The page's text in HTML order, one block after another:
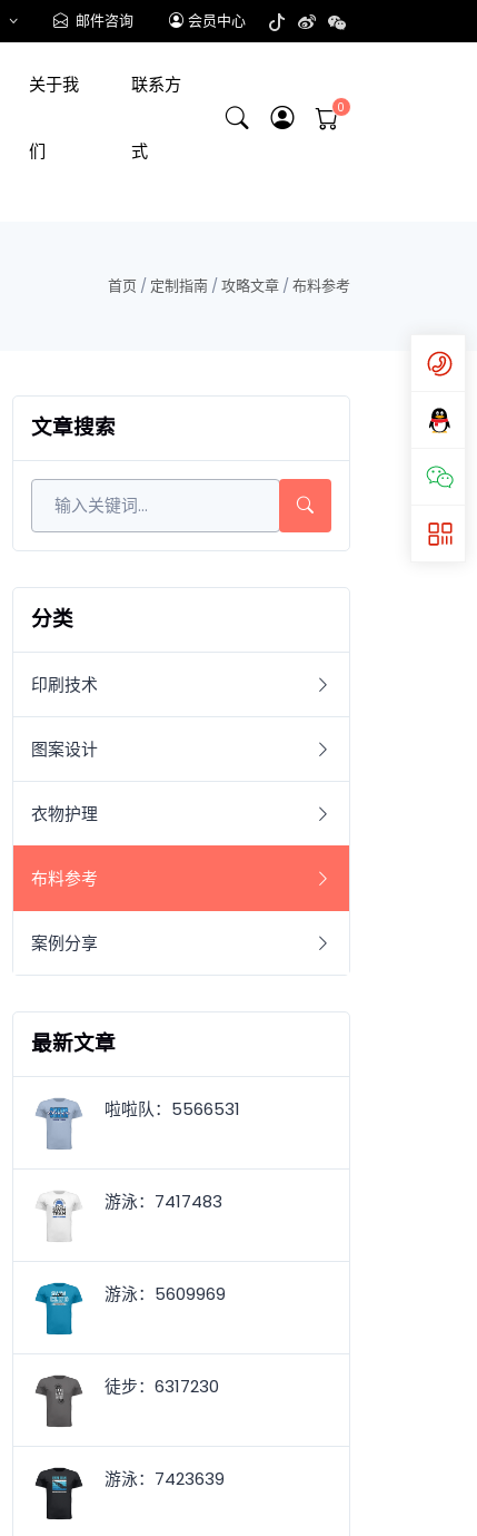
邮件咨询 会员中心
关于我
们
联系方
式
首页 / 定制指南/攻略文章/布料参考
文章搜索
分类
印刷技术
图案设计
衣物护理
布料参考
案例分享
最新文章
啦啦队：5566531
游泳：7417483
游泳：5609969
徒步：6317230
游泳：7423639